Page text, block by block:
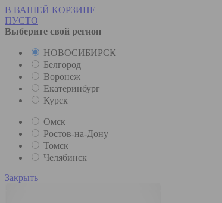
В ВАШЕЙ КОРЗИНЕ
ПУСТО
Выберите свой регион
НОВОСИБИРСК
Белгород
Воронеж
Екатеринбург
Курск
Омск
Ростов-на-Дону
Томск
Челябинск
Закрыть